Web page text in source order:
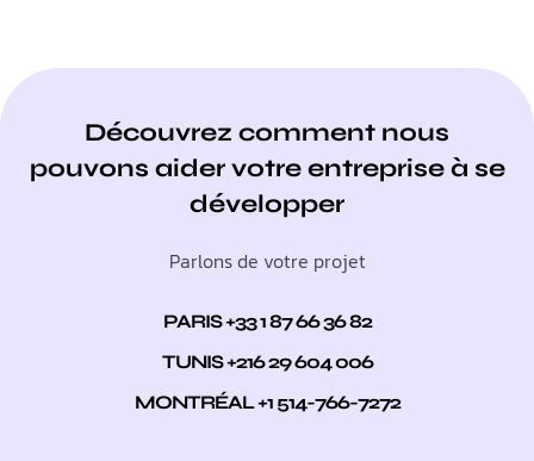
Découvrez comment nous
pouvons aider votre entreprise à se
développer
Parlons de votre projet
PARIS +33 1 87 66 36 82
TUNIS +216 29 604 006
MONTRÉAL +1 514-766-7272